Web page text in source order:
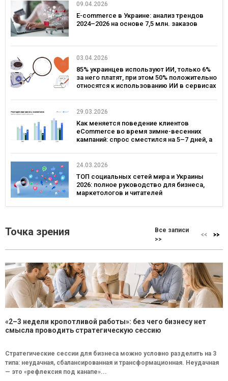
09.04.2026
E-commerce в Украине: анализ трендов
2024–2026 на основе 7,5 млн. заказов
03.04.2026
85% украинцев используют ИИ, только 6%
за него платят, при этом 50% положительно
относятся к использованию ИИ в сервисах
29.03.2026
Как меняется поведение клиентов
eCommerce во время зимне-весенних
кампаний: спрос сместился на 5–7 дней, а
четверг — исследование eSputnik и Inweb
24.03.2026
ТОП социальных сетей мира и Украины
2026: полное руководство для бизнеса,
маркетологов и читателей
Точка зрения
Все записи
>>
«2–3 недели кропотливой работы»: без чего бизнесу нет
смысла проводить стратегическую сессию
Стратегические сессии для бизнеса можно условно разделить на 3
типа: неудачная, сбалансированная и трансформационная. Неудачная
— это «рефлексия под канапе»...